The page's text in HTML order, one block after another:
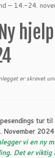
– 14.-24.
Ny
er skrevet
tur til
November 2024
vi en ny
Det er viktig